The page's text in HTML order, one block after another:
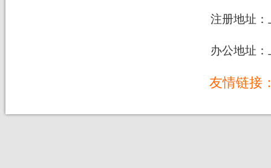
注册地址
办公地址
友情链